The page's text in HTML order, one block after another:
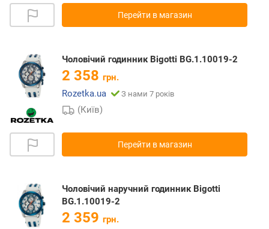
Перейти в магазин
Чоловічий годинник Bigotti BG.1.10019-2
2 358 грн.
Rozetka.ua
З нами 7 років
(Київ)
Перейти в магазин
Чоловічий наручний годинник Bigotti
BG.1.10019-2
2 359 грн.